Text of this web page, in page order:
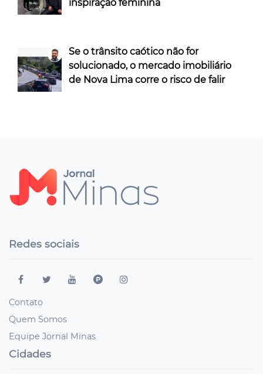
inspiração feminina
Se o trânsito caótico não for
solucionado, o mercado imobiliário
de Nova Lima corre o risco de falir
Redes sociais
Contato
Quem Somos
Equipe Jornal Minas
Cidades